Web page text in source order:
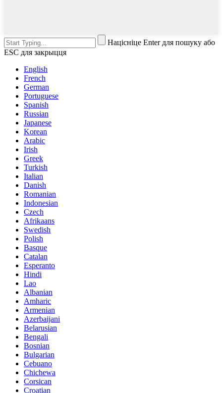
Націсніце Enter для пошуку або
ESC для закрыцця
English
French
German
Portuguese
Spanish
Russian
Japanese
Korean
Arabic
Irish
Greek
Turkish
Italian
Danish
Romanian
Indonesian
Czech
Afrikaans
Swedish
Polish
Basque
Catalan
Esperanto
Hindi
Lao
Albanian
Amharic
Armenian
Azerbaijani
Belarusian
Bengali
Bosnian
Bulgarian
Cebuano
Chichewa
Corsican
Croatian